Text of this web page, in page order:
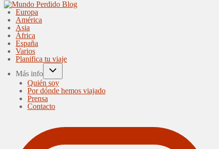
Europa
América
Asia
África
España
Varios
Planifica tu viaje
Más info
Quién soy
Por dónde hemos viajado
Prensa
Contacto